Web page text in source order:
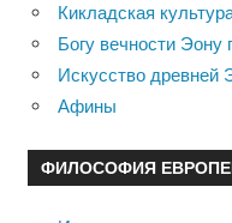
Кикладская
Богу вечности Эону
Искусство древней
Афины
ФИЛОСОФИЯ